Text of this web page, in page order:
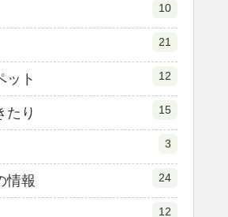
10
21
ット 12
たり 15
3
情報 24
12